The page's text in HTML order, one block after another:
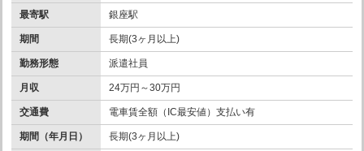
最寄駅 銀座駅
期間 長期(3ヶ月以上)
勤務形態 派遣社員
月収 24万円～30万円
交通費 電車賃全額（IC最安値）支払い有
期間（年月日）
長期(3ヶ月以上)